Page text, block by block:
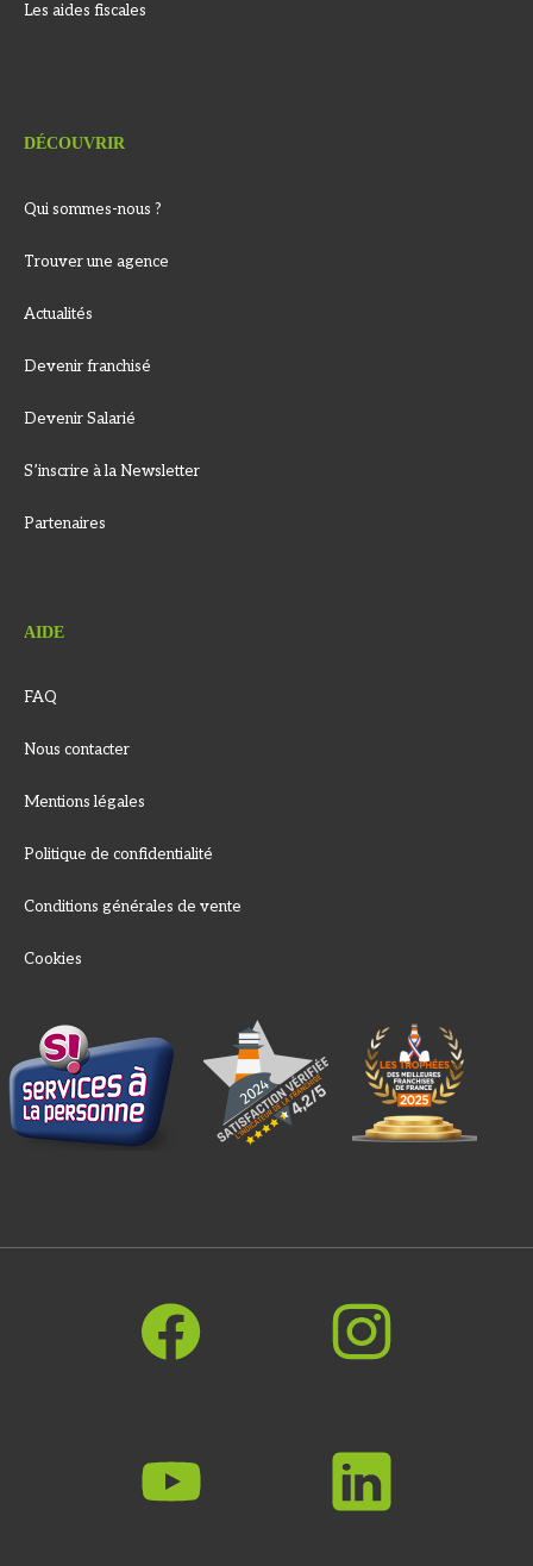
Les aides fiscales
DÉCOUVRIR
Qui sommes-nous ?
Trouver une agence
Actualités
Devenir franchisé
Devenir Salarié
S’inscrire à la Newsletter
Partenaires
AIDE
FAQ
Nous contacter
Mentions légales
Politique de confidentialité
Conditions générales de vente
Cookies